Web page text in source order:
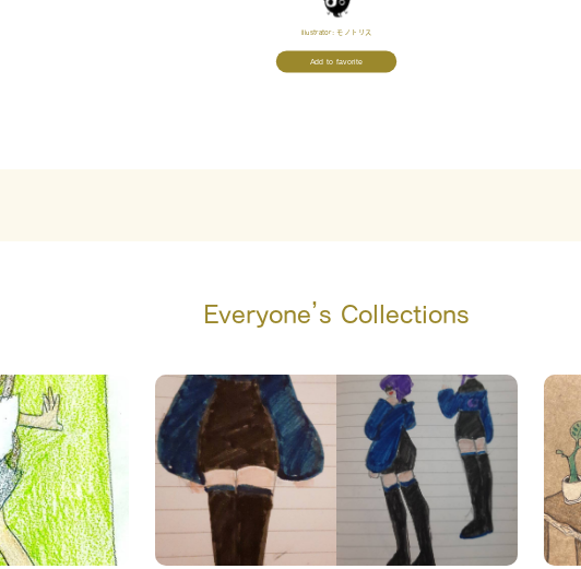
Illustrator:モノトリス
Add to favorite
Everyone’s Collections